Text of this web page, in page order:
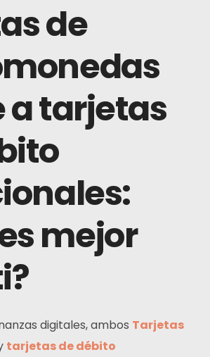
de
a tarjetas
mejor
digitales, ambos Tarjetas
tarjetas de débito